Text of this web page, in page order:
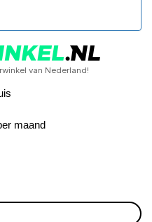
van Nederland!
maand